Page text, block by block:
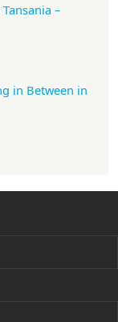
–
in Between in